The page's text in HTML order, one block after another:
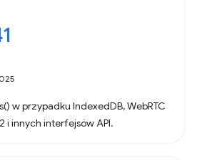
w przypadku IndexedDB, WebRTC
i innych interfejsów API.